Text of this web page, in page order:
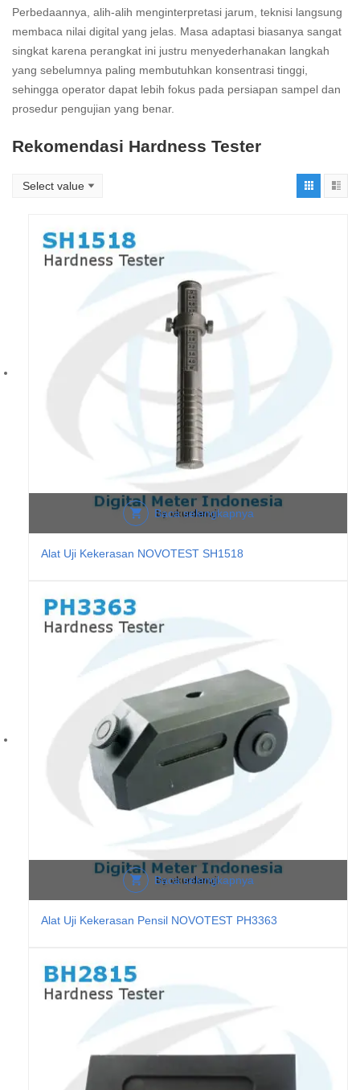
Perbedaannya, alih-alih menginterpretasi jarum, teknisi langsung
membaca nilai digital yang jelas. Masa adaptasi biasanya sangat
singkat karena perangkat ini justru menyederhanakan langkah
yang sebelumnya paling membutuhkan konsentrasi tinggi,
sehingga operator dapat lebih fokus pada persiapan sampel dan
prosedur pengujian yang benar.
Rekomendasi Hardness Tester
Baca selengkapnya
Alat Uji Kekerasan NOVOTEST SH1518
Baca selengkapnya
Alat Uji Kekerasan Pensil NOVOTEST PH3363